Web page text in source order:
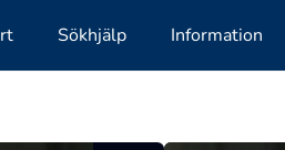
Sökhjälp Information